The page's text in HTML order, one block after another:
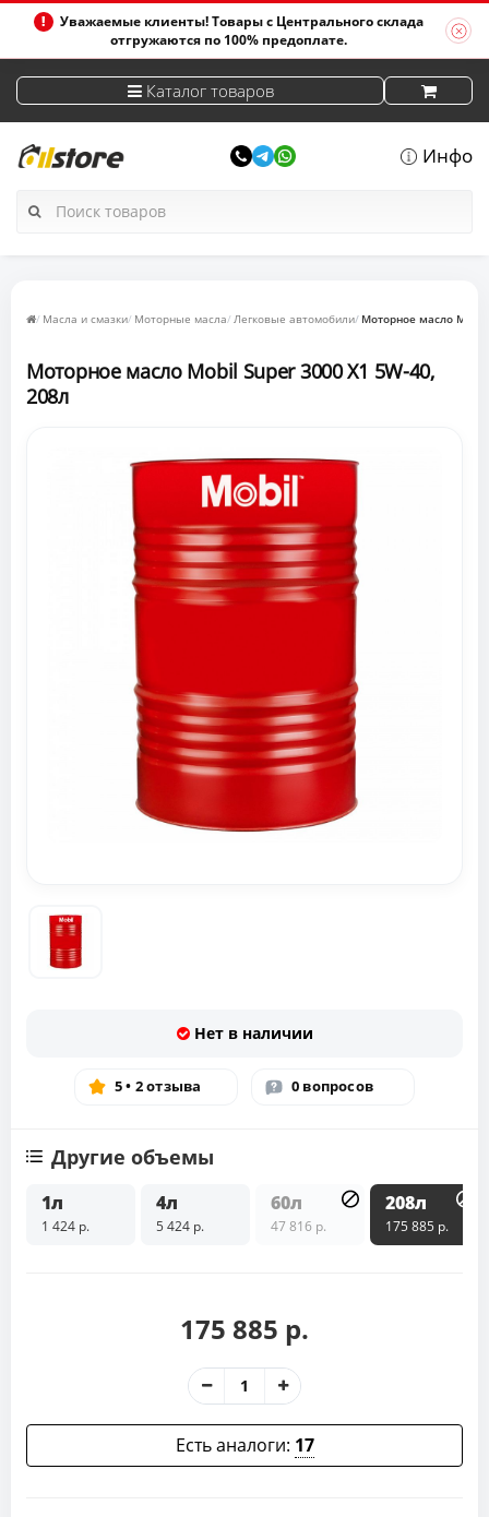
Уважаемые клиенты! Товары с Центрального склада
отгружаются по 100% предоплате.
Каталог товаров
Инфо
Масла и смазки Моторные масла Легковые автомобили Моторное масло Mobil
Моторное масло Mobil Super 3000 X1 5W-40,
208л
Нет в наличии
5 • 2 отзыва 0 вопросов
Другие объемы
1л
1 424 р.
4л
5 424 р.
60л
47 816 р.
208л
175 885 р.
175 885 р.
Есть аналоги: 17